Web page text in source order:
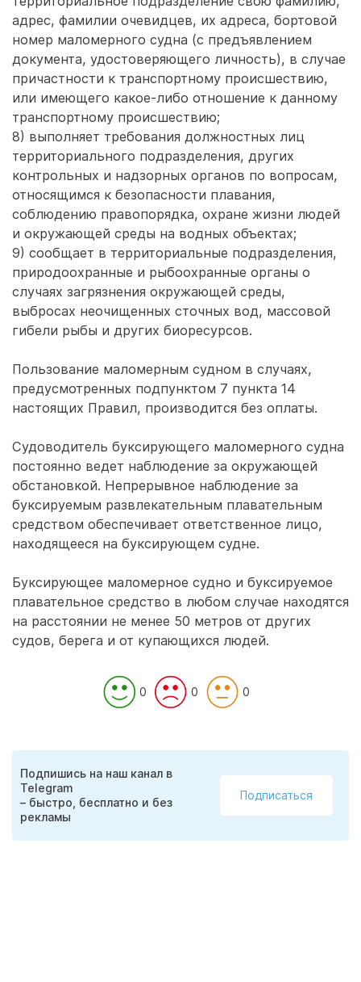
адрес, фамилии очевидцев, их адреса, бортовой
номер маломерного судна (с предъявлением
документа, удостоверяющего личность), в случае
причастности к транспортному происшествию,
или имеющего какое-либо отношение к данному
транспортному происшествию;
8) выполняет требования должностных лиц
территориального подразделения, других
контрольных и надзорных органов по вопросам,
относящимся к безопасности плавания,
соблюдению правопорядка, охране жизни людей
и окружающей среды на водных объектах;
9) сообщает в территориальные подразделения,
природоохранные и рыбоохранные органы о
случаях загрязнения окружающей среды,
выбросах неочищенных сточных вод, массовой
гибели рыбы и других биоресурсов.
Пользование маломерным судном в случаях,
предусмотренных подпунктом 7 пункта 14
настоящих Правил, производится без оплаты.
Судоводитель буксирующего маломерного судна
постоянно ведет наблюдение за окружающей
обстановкой. Непрерывное наблюдение за
буксируемым развлекательным плавательным
средством обеспечивает ответственное лицо,
находящееся на буксирующем судне.
Буксирующее маломерное судно и буксируемое
плавательное средство в любом случае находятся
на расстоянии не менее 50 метров от других
судов, берега и от купающихся людей.
0 0 0
Подпишись на наш канал в
Telegram
– быстро, бесплатно и без
рекламы
Подписаться